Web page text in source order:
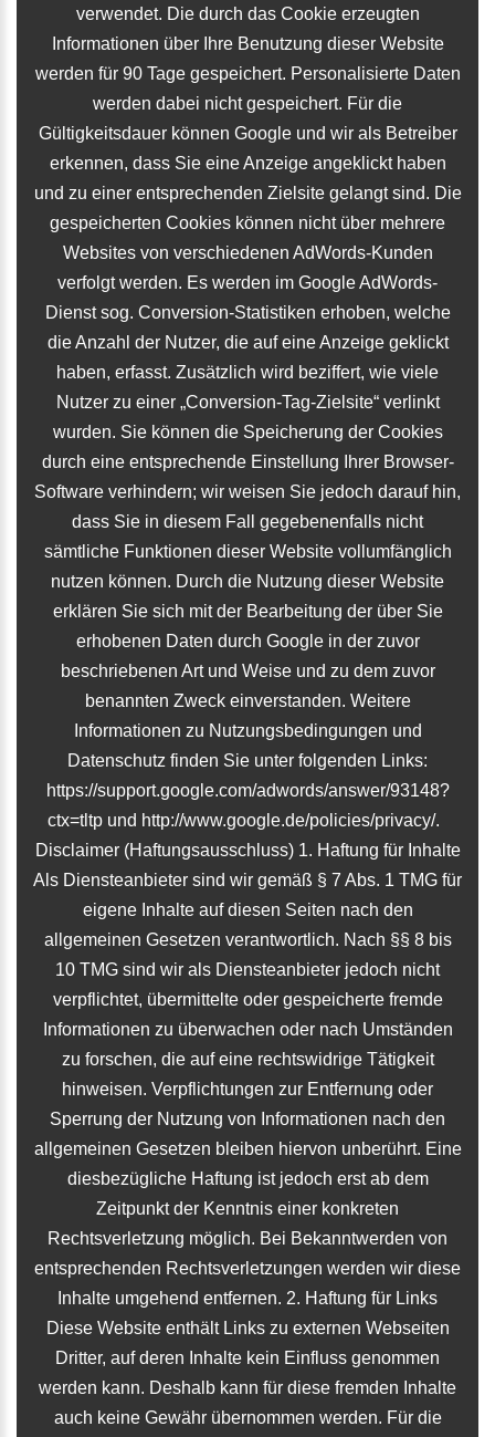
verwendet. Die durch das Cookie erzeugten
Informationen über Ihre Benutzung dieser Website
werden für 90 Tage gespeichert. Personalisierte Daten
werden dabei nicht gespeichert. Für die
Gültigkeitsdauer können Google und wir als Betreiber
erkennen, dass Sie eine Anzeige angeklickt haben
und zu einer entsprechenden Zielsite gelangt sind. Die
gespeicherten Cookies können nicht über mehrere
Websites von verschiedenen AdWords-Kunden
verfolgt werden. Es werden im Google AdWords-
Dienst sog. Conversion-Statistiken erhoben, welche
die Anzahl der Nutzer, die auf eine Anzeige geklickt
haben, erfasst. Zusätzlich wird beziffert, wie viele
Nutzer zu einer „Conversion-Tag-Zielsite“ verlinkt
wurden. Sie können die Speicherung der Cookies
durch eine entsprechende Einstellung Ihrer Browser-
Software verhindern; wir weisen Sie jedoch darauf hin,
dass Sie in diesem Fall gegebenenfalls nicht
sämtliche Funktionen dieser Website vollumfänglich
nutzen können. Durch die Nutzung dieser Website
erklären Sie sich mit der Bearbeitung der über Sie
erhobenen Daten durch Google in der zuvor
beschriebenen Art und Weise und zu dem zuvor
benannten Zweck einverstanden. Weitere
Informationen zu Nutzungsbedingungen und
Datenschutz finden Sie unter folgenden Links:
https://support.google.com/adwords/answer/93148?
ctx=tltp und http://www.google.de/policies/privacy/.
Disclaimer (Haftungsausschluss) 1. Haftung für Inhalte
Als Diensteanbieter sind wir gemäß § 7 Abs. 1 TMG für
eigene Inhalte auf diesen Seiten nach den
allgemeinen Gesetzen verantwortlich. Nach §§ 8 bis
10 TMG sind wir als Diensteanbieter jedoch nicht
verpflichtet, übermittelte oder gespeicherte fremde
Informationen zu überwachen oder nach Umständen
zu forschen, die auf eine rechtswidrige Tätigkeit
hinweisen. Verpflichtungen zur Entfernung oder
Sperrung der Nutzung von Informationen nach den
allgemeinen Gesetzen bleiben hiervon unberührt. Eine
diesbezügliche Haftung ist jedoch erst ab dem
Zeitpunkt der Kenntnis einer konkreten
Rechtsverletzung möglich. Bei Bekanntwerden von
entsprechenden Rechtsverletzungen werden wir diese
Inhalte umgehend entfernen. 2. Haftung für Links
Diese Website enthält Links zu externen Webseiten
Dritter, auf deren Inhalte kein Einfluss genommen
werden kann. Deshalb kann für diese fremden Inhalte
auch keine Gewähr übernommen werden. Für die